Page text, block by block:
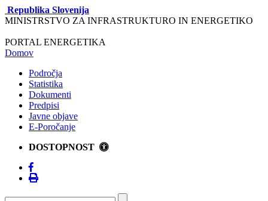
Republika Slovenija
MINISTRSTVO ZA INFRASTRUKTURO IN ENERGETIKO
PORTAL ENERGETIKA
Domov
Področja
Statistika
Dokumenti
Predpisi
Javne objave
E-Poročanje
DOSTOPNOST